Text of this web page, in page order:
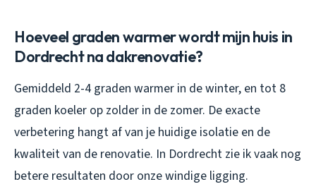
Hoeveel graden warmer wordt mijn huis in
Dordrecht na dakrenovatie?
Gemiddeld 2-4 graden warmer in de winter, en tot 8
graden koeler op zolder in de zomer. De exacte
verbetering hangt af van je huidige isolatie en de
kwaliteit van de renovatie. In Dordrecht zie ik vaak nog
betere resultaten door onze windige ligging.